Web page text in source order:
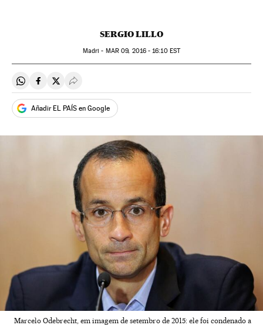
SERGIO LILLO
Madri - MAR 09, 2016 - 16:10EST
Compartir en Whatsapp
Compartir en Facebook
Compartir en Twitter
Desplegar Redes Sociales
Añadir EL PAÍS en Google
Marcelo Odebrecht, em imagem de setembro de 2015: ele foi condenado a